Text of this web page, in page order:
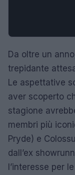
Da oltre un
trepidante
Le aspettative
aver scoperto
stagione
membri più
Pryde) e
dall’ex
l’interesse per